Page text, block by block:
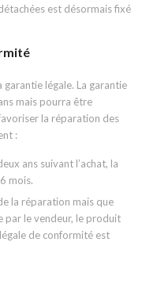
est désormais fixé
légale. La garantie
mais pourra être
la réparation des
:
ans suivant l’achat, la
mois.
la réparation mais que
par le vendeur, le produit
de conformité est